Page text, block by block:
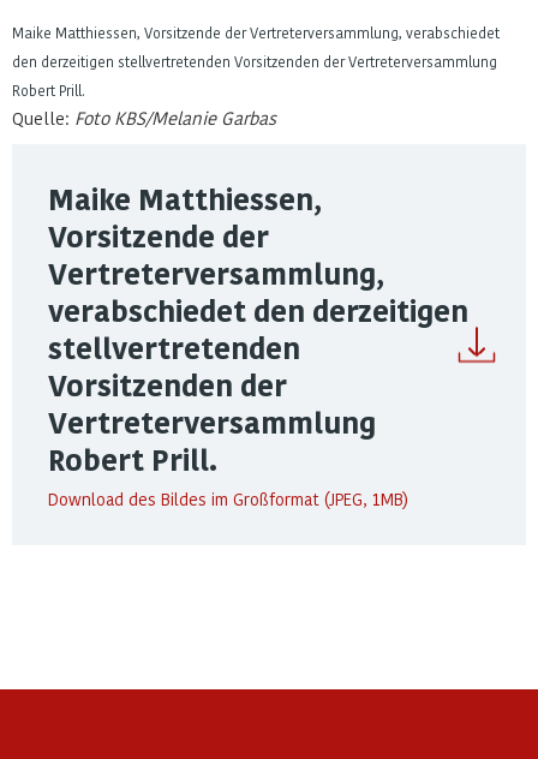
Maike Matthiessen, Vorsitzende der Vertreterversammlung, verabschiedet
den derzeitigen stellvertretenden Vorsitzenden der Vertreterversammlung
Robert Prill.
Quelle: Foto KBS/Melanie Garbas
Maike Matthiessen,
Vorsitzende der
Vertreterversammlung,
verabschiedet den derzeitigen
stellvertretenden
Vorsitzenden der
Vertreterversammlung
Robert Prill.
Download des Bildes im Großformat (JPEG, 1MB)